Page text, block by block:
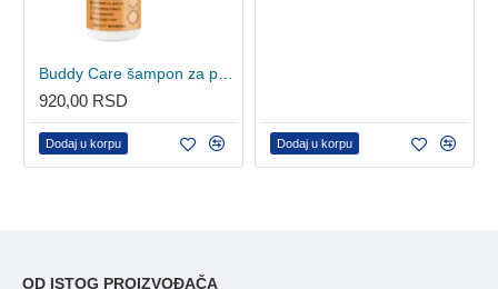
920,00 RSD
Dodaj u korpu Dodaj u korpu
OD ISTOG PROIZVOĐAČA